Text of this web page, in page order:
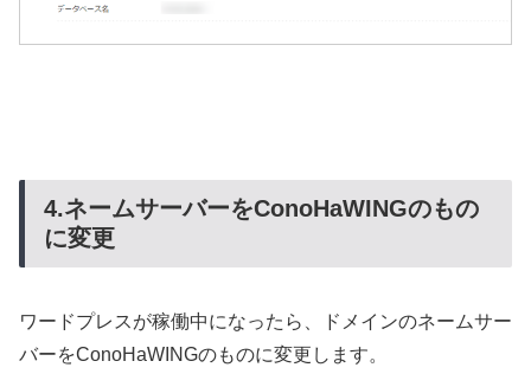
4.ネームサーバーをConoHaWINGのもの
に変更
ワードプレスが稼働中になったら、ドメインのネームサー
バーをConoHaWINGのものに変更します。